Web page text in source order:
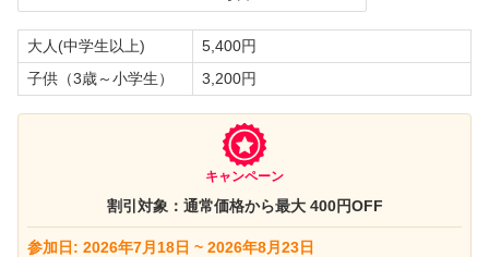
大人(中学生以上)
5,400円
子供（3歳～小学生）
3,200円
キャンペーン
割引対象：通常価格から最大 400円OFF
参加日: 2026年7月18日 ~ 2026年8月23日